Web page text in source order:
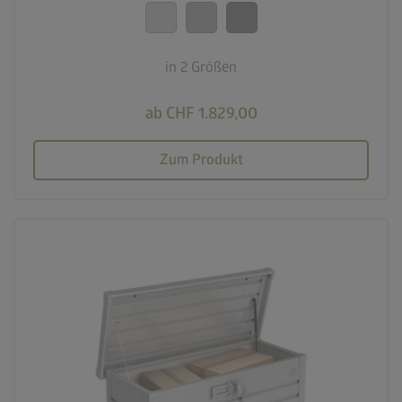
in 2 Größen
ab CHF 1.829,00
Zum Produkt
20 Jahre Garantie